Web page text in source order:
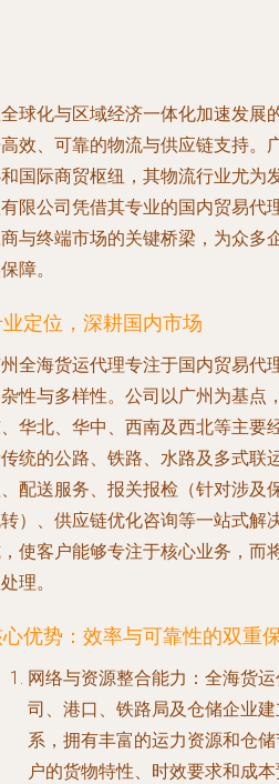
球化与区域经济一体化加速发展
效、可靠的物流与供应链支持。
国际商贸枢纽，其物流行业尤为
限公司凭借其专业的国内贸易代
与终端市场的关键桥梁，为众多
障。
定位，深耕国内市场
全海货运代理专注于国内贸易代
性与多样性。公司以广州为基点
华北、华中、西南及西北等主要
统的公路、铁路、水路及多式联
配送服务、报关报检（针对涉及
）、供应链优化咨询等一站式解
使客户能够专注于核心业务，而
理。
优势：效率与可靠性的双重
网络与资源整合能力 ：全海货
司、港口、铁路局及仓储企业
系，拥有丰富的运力资源和仓
户的货物特性、时效要求和成